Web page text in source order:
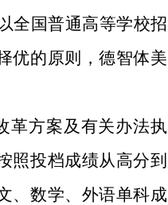
全国普通高等学校招
优的原则，德智体美
革方案及有关办法执
照投档成绩从高分到
、数学、外语单科成